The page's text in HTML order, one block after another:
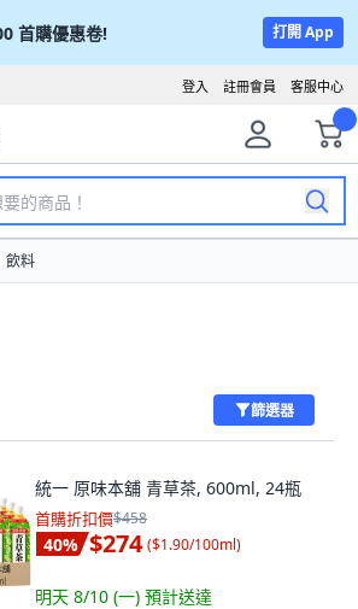
首購優惠卷! 打開 App
客服中心
註冊會員
登入
飲料
篩選器
統一 原味本舖 青草茶, 600ml, 24瓶
首購折扣價$458
40% $274 ($1.90/100ml)
明天 8/10 (一) 預計送達